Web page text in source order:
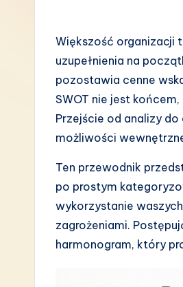
Większość organizacji
uzupełnienia na
pozostawia cenne
SWOT nie jest
Przejście od analizy
możliwości
Ten przewodnik
po prostym
wykorzystanie
zagrożeniami.
harmonogram, który